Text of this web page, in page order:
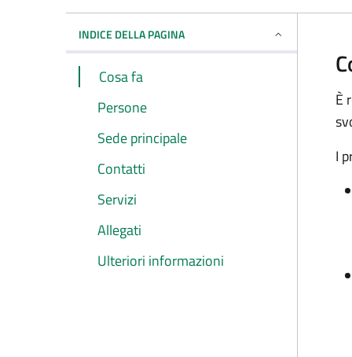
INDICE DELLA PAGINA
Cosa fa
Persone
Sede principale
Contatti
Servizi
Allegati
Ulteriori informazioni
È
I